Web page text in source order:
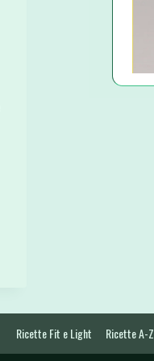
Ricette Fit e Light Ricette A-Z